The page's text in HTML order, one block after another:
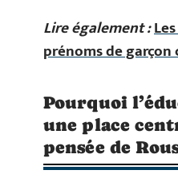
Lire également :
prénoms de
Pourquoi
une place
pensée de